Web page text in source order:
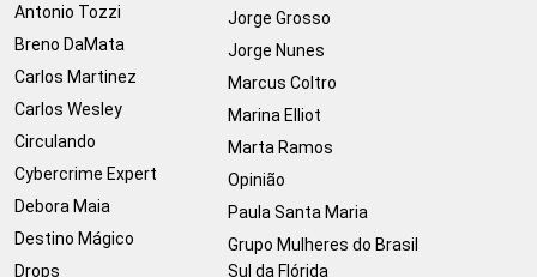
Antonio Tozzi
Breno DaMata
Carlos Martinez
Carlos Wesley
Circulando
Cybercrime Expert
Debora Maia
Destino Mágico
Drops
Jorge Grosso
Jorge Nunes
Marcus Coltro
Marina Elliot
Marta Ramos
Opinião
Paula Santa Maria
Grupo Mulheres do Brasil
Sul da Flórida